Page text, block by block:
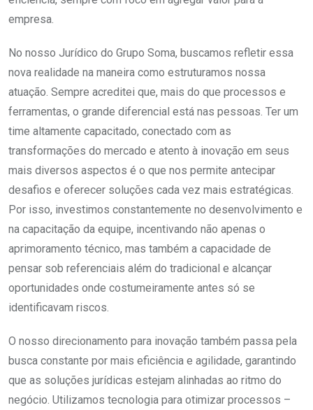
empresa.
No nosso Jurídico do Grupo Soma, buscamos refletir essa
nova realidade na maneira como estruturamos nossa
atuação. Sempre acreditei que, mais do que processos e
ferramentas, o grande diferencial está nas pessoas. Ter um
time altamente capacitado, conectado com as
transformações do mercado e atento à inovação em seus
mais diversos aspectos é o que nos permite antecipar
desafios e oferecer soluções cada vez mais estratégicas.
Por isso, investimos constantemente no desenvolvimento e
na capacitação da equipe, incentivando não apenas o
aprimoramento técnico, mas também a capacidade de
pensar sob referenciais além do tradicional e alcançar
oportunidades onde costumeiramente antes só se
identificavam riscos.
O nosso direcionamento para inovação também passa pela
busca constante por mais eficiência e agilidade, garantindo
que as soluções jurídicas estejam alinhadas ao ritmo do
negócio. Utilizamos tecnologia para otimizar processos –